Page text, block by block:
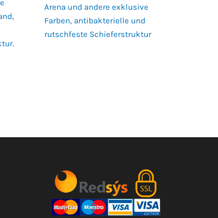
Arena und andere exklusive
Farben, antibakterielle und
rutschfeste Schieferstruktur